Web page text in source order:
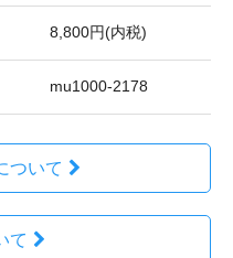
8,800円(内税)
mu1000-2178
ついて
て